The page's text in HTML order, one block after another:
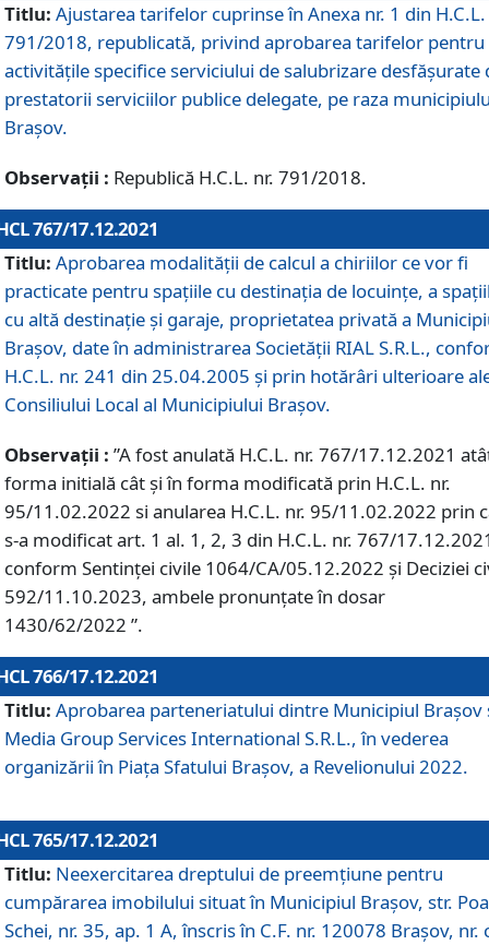
Titlu: Ajustarea tarifelor cuprinse în Anexa nr. 1 din H.C.L.
791/2018, republicată, privind aprobarea tarifelor pentru
activităţile specifice serviciului de salubrizare desfăşurate
prestatorii serviciilor publice delegate, pe raza
Braşov.
Observații : Republică H.C.L. nr. 791/2018.
767/17.12.2021
Titlu: Aprobarea modalității de calcul a chiriilor ce vor fi
practicate pentru spaţiile cu destinaţia de locuinţe, a
cu altă destinaţie şi garaje, proprietatea privată a
Braşov, date în administrarea Societăţii RIAL S.R.L.,
H.C.L. nr. 241 din 25.04.2005 și prin hotărâri ulterioare
Consiliului Local al Municipiului Braşov.
Observații : ”A fost anulată H.C.L. nr. 767/17.12.2021
forma initială cât și în forma modificată prin H.C.L. nr.
95/11.02.2022 si anularea H.C.L. nr. 95/11.02.2022 prin
s-a modificat art. 1 al. 1, 2, 3 din H.C.L. nr. 767/
conform Sentinței civile 1064/CA/05.12.2022 și Deciziei
592/11.10.2023, ambele pronunțate în dosar
1430/62/2022 ”.
766/17.12.2021
Titlu: Aprobarea parteneriatului dintre Municipiul Brașov
Media Group Services International S.R.L., în vederea
organizării în Piața Sfatului Brașov, a Revelionului 2022.
765/17.12.2021
Titlu: Neexercitarea dreptului de preemţiune pentru
cumpărarea imobilului situat în Municipiul Braşov, str.
Schei, nr. 35, ap. 1 A, înscris în C.F. nr. 120078 Brașov, nr.